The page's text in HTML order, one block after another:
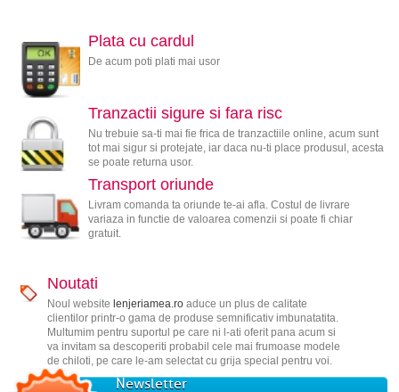
Plata cu cardul
De acum poti plati mai usor
Tranzactii sigure si fara risc
Nu trebuie sa-ti mai fie frica de tranzactiile online, acum sunt
tot mai sigur si protejate, iar daca nu-ti place produsul, acesta
se poate returna usor.
Transport oriunde
Livram comanda ta oriunde te-ai afla. Costul de livrare
variaza in functie de valoarea comenzii si poate fi chiar
gratuit.
Noutati
Noul website lenjeriamea.roaduce un plus de calitate
clientilor printr-o gama de produse semnificativ imbunatatita.
Multumim pentru suportul pe care ni l-ati oferit pana acum si
va invitam sa descoperiti probabil cele mai frumoase modele
de chiloti, pe care le-am selectat cu grija special pentru voi.
Newsletter